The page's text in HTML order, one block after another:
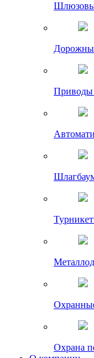
Приводы
Охрана